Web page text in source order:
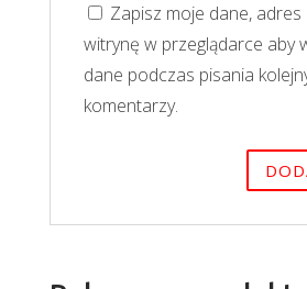
Zapisz moje dane, adres
witrynę w przeglądarce aby
dane podczas pisania
komentarzy.